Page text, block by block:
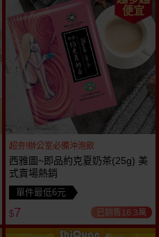
便宜
超夯!辦公室必備沖泡飲
西雅圖~即品約克夏奶茶(25g) 美
式賣場熱銷
單件最低6元
$7 已銷售16.3萬